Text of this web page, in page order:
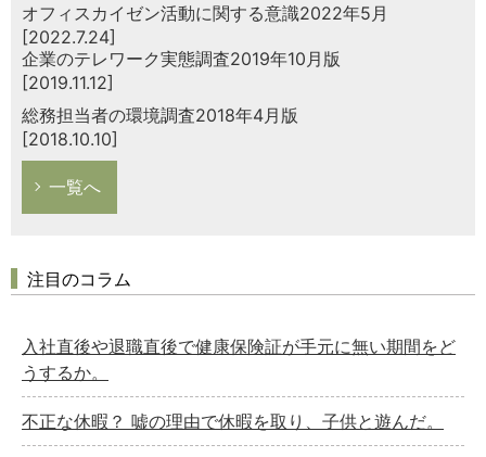
オフィスカイゼン活動に関する意識2022年5月
[2022.7.24]
企業のテレワーク実態調査2019年10月版
[2019.11.12]
総務担当者の環境調査2018年4月版
[2018.10.10]
一覧へ
注目のコラム
入社直後や退職直後で健康保険証が手元に無い期間をど
うするか。
不正な休暇？ 嘘の理由で休暇を取り、子供と遊んだ。